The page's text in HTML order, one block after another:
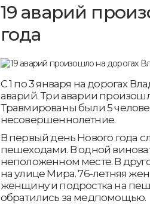
19 аварий
года
С 1 по 3 января на дорогах
аварий. Три аварии
Травмированы были 5
несовершеннолетние.
В первый день Нового года
пешеходами. В одной
неположенном месте. В
на улице Мира. 76-летняя
женщину и подростка на
обратились за медпомощью.